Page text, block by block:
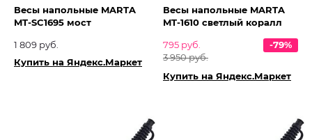
Весы напольные MARTA
MT-SC1695 мост
1 809 руб.
Купить на Яндекс.Маркет
Весы напольные MARTA
MT-1610 светлый коралл
795 руб.
3 950 руб.
-79%
Купить на Яндекс.Маркет